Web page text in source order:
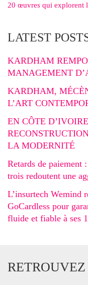
20 œuvres qui explorent
LATEST
KARDHAM
MANAGEMENT
KARDHAM,
L’ART
EN CÔTE
LA MODERNITÉ
Retards de paiement
trois redoutent une
L’insurtech Wemind
GoCardless pour
fluide et fiable à ses